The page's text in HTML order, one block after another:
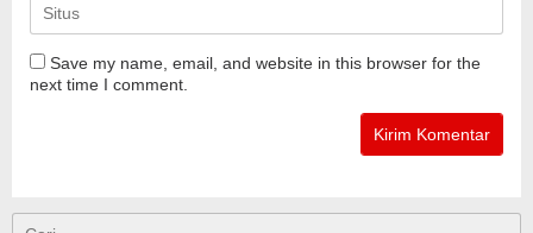
Save my name, email, and website in this browser for the
next time I comment.